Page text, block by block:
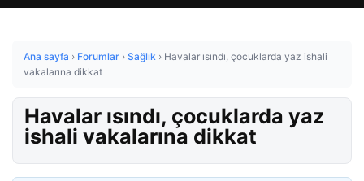
Ana sayfa › Forumlar › Sağlık › Havalar ısındı, çocuklarda yaz ishali
vakalarına dikkat
Havalar ısındı, çocuklarda yaz
ishali vakalarına dikkat